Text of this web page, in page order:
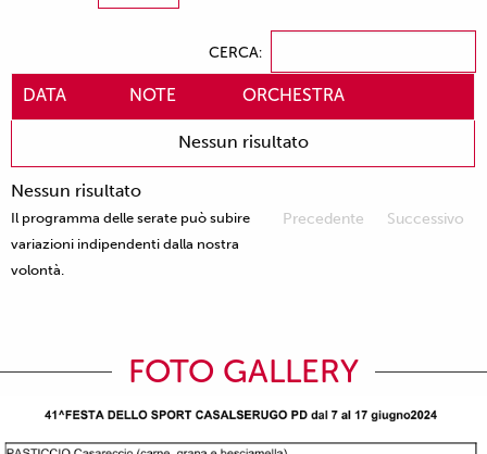
CERCA:
DATA NOTE ORCHESTRA
Nessun risultato
Nessun risultato
Precedente Successivo
Il programma delle serate può subire
variazioni indipendenti dalla nostra
volontà.
FOTO GALLERY